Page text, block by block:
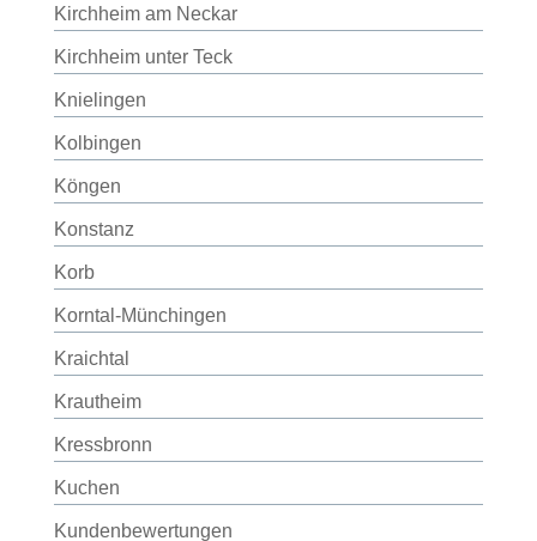
Kirchheim am Neckar
Kirchheim unter Teck
Knielingen
Kolbingen
Köngen
Konstanz
Korb
Korntal-Münchingen
Kraichtal
Krautheim
Kressbronn
Kuchen
Kundenbewertungen